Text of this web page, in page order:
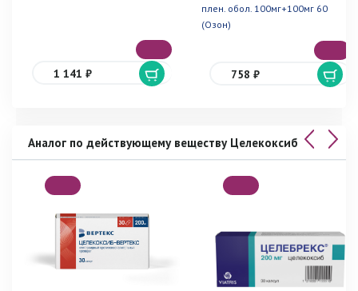
1 141 ₽
плен. обол. 100мг+100мг 60
(Озон)
758 ₽
Аналог по действующему веществу Целекоксиб